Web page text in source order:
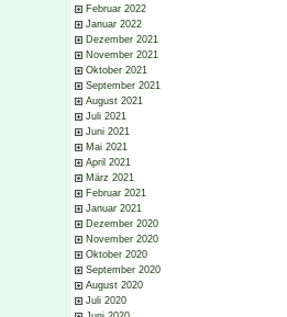
Februar 2022
Januar 2022
Dezember 2021
November 2021
Oktober 2021
September 2021
August 2021
Juli 2021
Juni 2021
Mai 2021
April 2021
März 2021
Februar 2021
Januar 2021
Dezember 2020
November 2020
Oktober 2020
September 2020
August 2020
Juli 2020